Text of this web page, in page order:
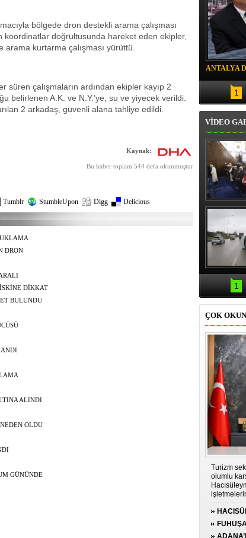
bölgede dron destekli arama çalışması
koordinatlar doğrultusunda hareket eden ekipler,
kurtarma çalışması yürüttü.
süren çalışmaların ardından ekipler kayıp 2
belirlenen A.K. ve N.Y.’ye, su ve yiyecek verildi.
2 arkadaş, güvenli alana tahliye edildi.
Kaynak:
Bu haber toplam 544 defa okunmuştur
Tumblr StumbleUpon Digg Delicious
DRON
DİKKAT
BULUNDU
ALINDI
OLDU
GÜNÜNDE
ANTALYA
DRON
1
VİDEO
Erbaş,
Veli
teravih
1
ÇOK
Turizm
olumlu
olduğunu
PRİMİ